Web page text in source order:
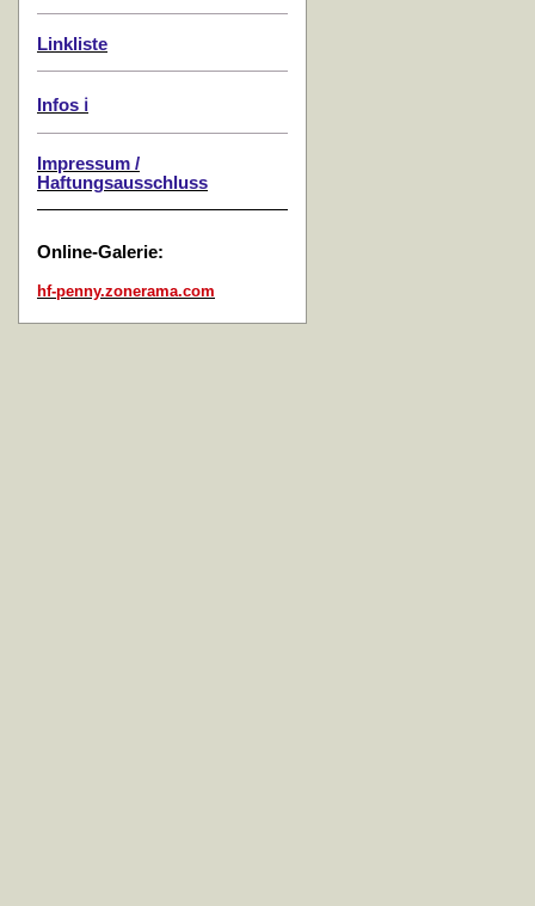
Linkliste
Infos ℹ️
Impressum /
Haftungsausschluss
Online-Galerie:
hf-penny.zonerama.com